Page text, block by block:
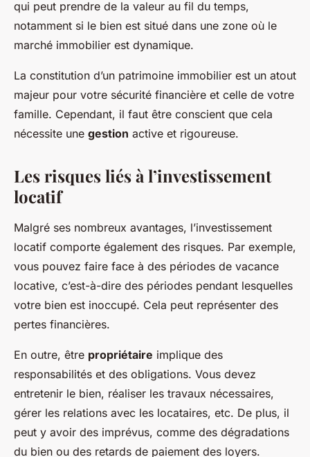
qui peut prendre de la valeur au fil du temps,
notamment si le bien est situé dans une zone où le
marché immobilier est dynamique.
La constitution d’un patrimoine immobilier est un atout
majeur pour votre sécurité financière et celle de votre
famille. Cependant, il faut être conscient que cela
nécessite une gestion active et rigoureuse.
Les risques liés à l’investissement
locatif
Malgré ses nombreux avantages, l’investissement
locatif comporte également des risques. Par exemple,
vous pouvez faire face à des périodes de vacance
locative, c’est-à-dire des périodes pendant lesquelles
votre bien est inoccupé. Cela peut représenter des
pertes financières.
En outre, être propriétaire implique des
responsabilités et des obligations. Vous devez
entretenir le bien, réaliser les travaux nécessaires,
gérer les relations avec les locataires, etc. De plus, il
peut y avoir des imprévus, comme des dégradations
du bien ou des retards de paiement des loyers.